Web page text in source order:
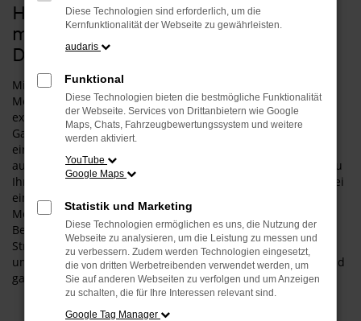
Hyundai BAYON Neuwagen –
maßgeschneiderte Qualität für
Dingolfing
Mit einem Hyundai BAYON Neuwagen gehen Sie für Ihre
Mobilität in Dingolfing auf Nummer sicher und steigen in
exakt das Fahrzeug, das Ihnen zusagt. Was das bedeutet?
Ganz konkret, dass wir Sie umfangreich beraten und zudem
einen Konfigurator anbieten. Entsprechend wählen Sie wie
aus einer „Speisekarte“ all die Extras und Ausstattung, die zu
Ihnen und zu Dingolfing passt. Darüber hinaus haben Sie bei
einem Hyundai BAYON Neuwagen auch die Möglichkeit, die
Motorisierung und die Lackfarbe individuell festzulegen.
Bevor Sie in Ihr persönliches Modell steigen und auf den
Straßen von Dingolfing durchstarten, beraten wir Sie
umfangreich und stellen sicher, dass Ihre Wahl auch voll und
ganz zu Ihrem Fahrprofil passt.
Diese Technologien sind erforderlich, um die
Kernfunktionalität der Webseite zu gewährleisten.
audaris
Funktional
Diese Technologien bieten die bestmögliche Funktionalität
der Webseite. Services von Drittanbietern wie Google
Maps, Chats, Fahrzeugbewertungssystem und weitere
werden aktiviert.
YouTube
Google Maps
Statistik und Marketing
Diese Technologien ermöglichen es uns, die Nutzung der
Webseite zu analysieren, um die Leistung zu messen und
zu verbessern. Zudem werden Technologien eingesetzt,
die von dritten Werbetreibenden verwendet werden, um
Sie auf anderen Webseiten zu verfolgen und um Anzeigen
zu schalten, die für Ihre Interessen relevant sind.
Google Tag Manager